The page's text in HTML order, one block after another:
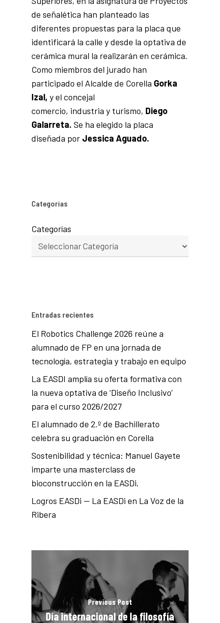
de señalética han planteado las
diferentes propuestas para la placa que
identificará la calle y desde la optativa de
cerámica mural la realizarán en cerámica.
Como miembros del jurado han
participado el Alcalde de Corella Gorka
Izal, y el concejal
comercio, industria y turismo, Diego
Galarreta. Se ha elegido la placa
diseñada por Jessica Aguado.
Categorías
Categorías
Entradas recientes
El Robotics Challenge 2026 reúne a
alumnado de FP en una jornada de
tecnología, estrategia y trabajo en equipo
La EASDI amplía su oferta formativa con
la nueva optativa de ‘Diseño Inclusivo’
para el curso 2026/2027
El alumnado de 2.º de Bachillerato
celebra su graduación en Corella
Sostenibilidad y técnica: Manuel Gayete
imparte una masterclass de
bioconstrucción en la EASDi.
Logros EASDi — La EASDi en La Voz de la
Ribera
Previous Post
Día internacional de la filosofía